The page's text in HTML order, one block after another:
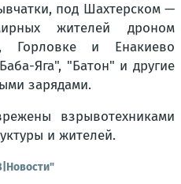
под Шахтерском —
жителей дроном
Горловке и Енакиево
Яга", "Батон" и другие
зарядами.
взрывотехниками
и жителей.